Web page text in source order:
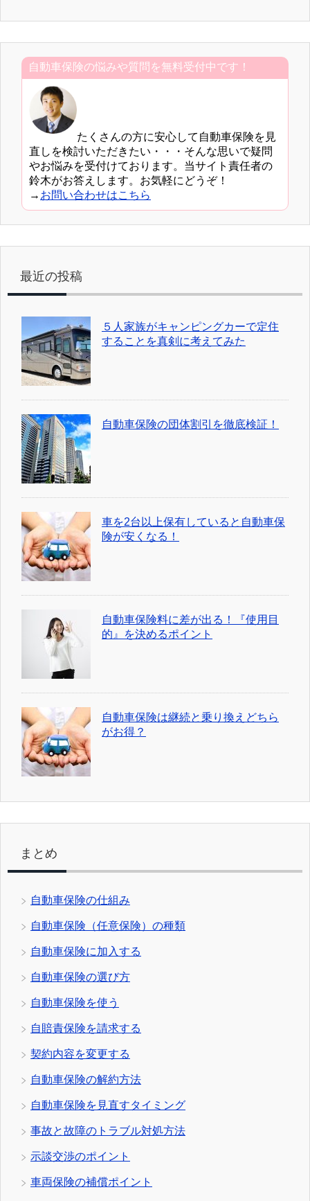
自動車保険の悩みや質問を無料受付中です！
たくさんの方に安心して自動車保険を見
直しを検討いただきたい・・・そんな思いで疑問
やお悩みを受付けております。当サイト責任者の
鈴木がお答えします。お気軽にどうぞ！
→ お問い合わせはこちら
最近の投稿
５人家族がキャンピングカーで定住
することを真剣に考えてみた
自動車保険の団体割引を徹底検証！
車を2台以上保有していると自動車保
険が安くなる！
自動車保険料に差が出る！『使用目
的』を決めるポイント
自動車保険は継続と乗り換えどちら
がお得？
まとめ
自動車保険の仕組み
自動車保険（任意保険）の種類
自動車保険に加入する
自動車保険の選び方
自動車保険を使う
自賠責保険を請求する
契約内容を変更する
自動車保険の解約方法
自動車保険を見直すタイミング
事故と故障のトラブル対処方法
示談交渉のポイント
車両保険の補償ポイント